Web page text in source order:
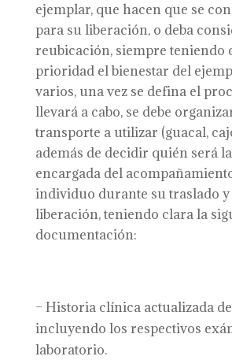
ejemplar, que hacen que se
para su liberación, o deba
reubicación, siempre teniendo
prioridad el bienestar del
varios, una vez se defina el
llevará a cabo, se debe
transporte a utilizar (guacal,
además de decidir quién será
encargada del
individuo durante su traslado
liberación, teniendo clara la
documentación:
– Historia clínica actualizada
incluyendo los respectivos
laboratorio.